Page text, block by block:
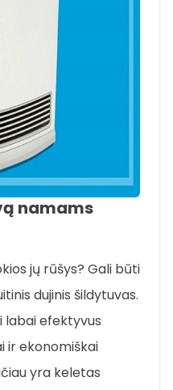
namams
jų rūšys? Gali būti
dujinis šildytuvas.
labai efektyvus
ir ekonomiškai
yra keletas